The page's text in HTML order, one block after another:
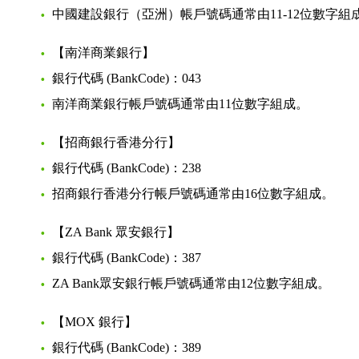
中國建設銀行（亞洲）帳戶號碼通常由11-12位數字組
【南洋商業銀行】
銀行代碼 (BankCode)：043
南洋商業銀行帳戶號碼通常由11位數字組成。
【招商銀行香港分行】
銀行代碼 (BankCode)：238
招商銀行香港分行帳戶號碼通常由16位數字組成。
【ZA Bank 眾安銀行】
銀行代碼 (BankCode)：387
ZA Bank眾安銀行帳戶號碼通常由12位數字組成。
【MOX 銀行】
銀行代碼 (BankCode)：389